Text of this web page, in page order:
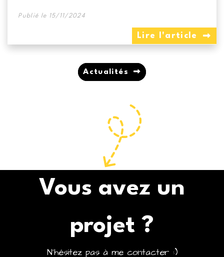
Publié le 15/11/2024
Lire l'article
Actualités
Vous avez un
projet ?
N'hésitez pas à me contacter :)